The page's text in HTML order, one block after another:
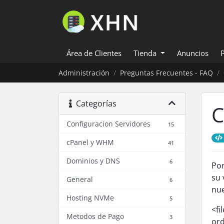
Área de Clientes Tienda Anuncios
Administración Preguntas Frecuentes - FAQ
Categorías
Configuracion Servidores 15
cPanel y WHM 41
Dominios y DNS 6
General 6
Hosting NVMe 5
Metodos de Pago 3
su